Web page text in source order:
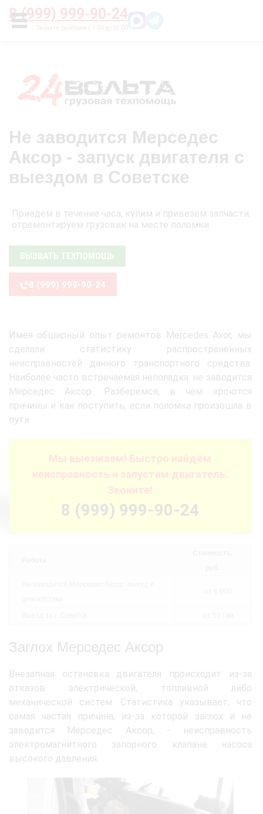
8 (999) 999-90-24
УСЛУГИ
Главная О нас Цены
Не заводится Мерседес
Аксор - запуск двигателя с
выездом в Советске
Приедем в течение часа, купим и привезём запчасти,
отремонтируем грузовик на месте поломки
ВЫЗВАТЬ ТЕХПОМОЩЬ
8 (999) 999-90-24
Имея обширный опыт ремонтов Mercedes Axor, мы
сделали статистику распространенных
неисправностей данного транспортного средства.
Наиболее часто встречаемая неполадка: не заводится
Мерседес Аксор. Разберемся, в чем кроются
причины и как поступить, если поломка произошла в
пути.
Мы выезжаем! Быстро найдём
неисправность и запустим двигатель.
Звоните!
8 (999) 999-90-24
Заглох Мерседес Аксор
Внезапная остановка двигателя происходит из-за
отказов электрической, топливной либо
механической систем. Статистика указывает, что
самая частая причина, из-за которой заглох и не
заводится Мерседес Аксор, - неисправность
электромагнитного запорного клапана насоса
высокого давления.